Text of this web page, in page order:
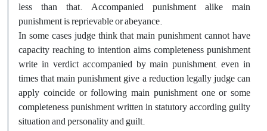
less than that. Accompanied punishment alike main
punishment is reprievable or abeyance.
In some cases judge think that main punishment cannot have
capacity reaching to intention aims completeness punishment
write in verdict accompanied by main punishment, even in
times that main punishment give a reduction legally judge can
apply coincide or following main punishment one or some
completeness punishment written in statutory according guilty
situation and personality and guilt.